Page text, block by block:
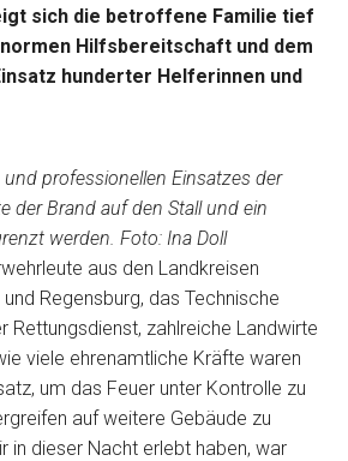
sich die betroffene Familie tief
Hilfsbereitschaft und dem
hunderter Helferinnen und
professionellen Einsatzes der
der Brand auf den Stall und ein
werden. Foto: Ina Doll
aus den Landkreisen
Regensburg, das Technische
Rettungsdienst, zahlreiche Landwirte
viele ehrenamtliche Kräfte waren
um das Feuer unter Kontrolle zu
auf weitere Gebäude zu
in dieser Nacht erlebt haben, war